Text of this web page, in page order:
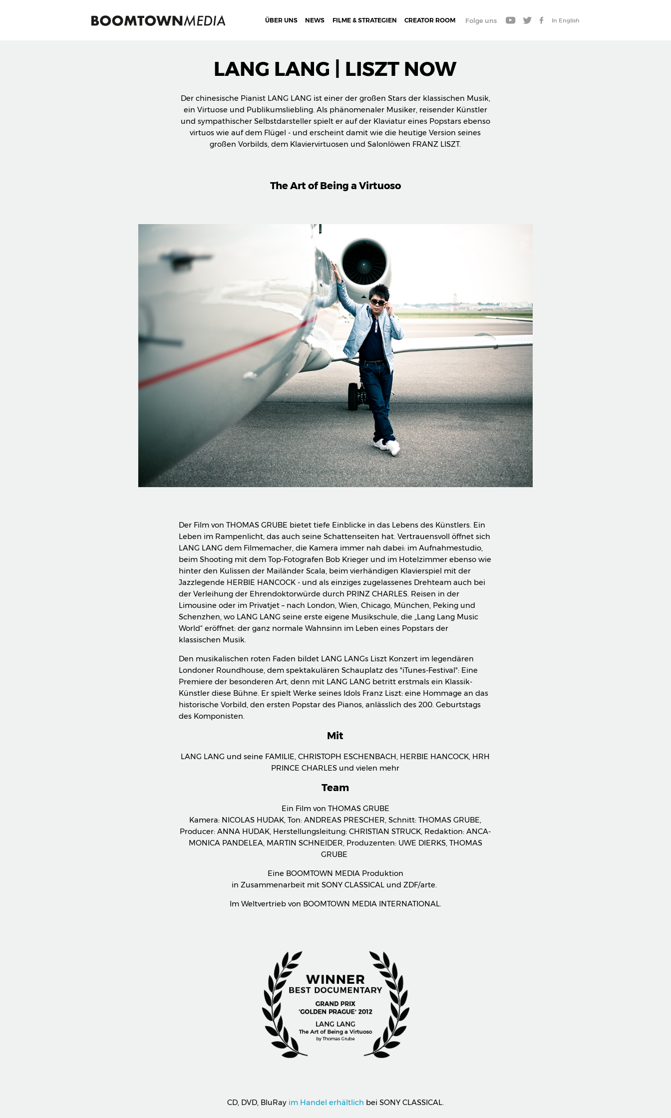
ÜBER UNS NEWS FILME & STRATEGIEN CREATOR ROOM In English
Folge uns
LANG LANG | LISZT NOW
Der chinesische Pianist LANG LANG ist einer der großen Stars der klassischen Musik,
ein Virtuose und Publikumsliebling. Als phänomenaler Musiker, reisender Künstler
und sympathischer Selbstdarsteller spielt er auf der Klaviatur eines Popstars ebenso
virtuos wie auf dem Flügel - und erscheint damit wie die heutige Version seines
großen Vorbilds, dem Klaviervirtuosen und Salonlöwen FRANZ LISZT.
The Art of Being a Virtuoso
Der Film von THOMAS GRUBE bietet tiefe Einblicke in das Lebens des Künstlers. Ein
Leben im Rampenlicht, das auch seine Schattenseiten hat. Vertrauensvoll öffnet sich
LANG LANG dem Filmemacher, die Kamera immer nah dabei: im Aufnahmestudio,
beim Shooting mit dem Top-Fotografen Bob Krieger und im Hotelzimmer ebenso wie
hinter den Kulissen der Mailänder Scala, beim vierhändigen Klavierspiel mit der
Jazzlegende HERBIE HANCOCK - und als einziges zugelassenes Drehteam auch bei
der Verleihung der Ehrendoktorwürde durch PRINZ CHARLES. Reisen in der
Limousine oder im Privatjet – nach London, Wien, Chicago, München, Peking und
Schenzhen, wo LANG LANG seine erste eigene Musikschule, die „Lang Lang Music
World“ eröffnet: der ganz normale Wahnsinn im Leben eines Popstars der
klassischen Musik.
Den musikalischen roten Faden bildet LANG LANGs Liszt Konzert im legendären
Londoner Roundhouse, dem spektakulären Schauplatz des "iTunes-Festival": Eine
Premiere der besonderen Art, denn mit LANG LANG betritt erstmals ein Klassik-
Künstler diese Bühne. Er spielt Werke seines Idols Franz Liszt: eine Hommage an das
historische Vorbild, den ersten Popstar des Pianos, anlässlich des 200. Geburtstags
des Komponisten.
Mit
LANG LANG und seine FAMILIE, CHRISTOPH ESCHENBACH, HERBIE HANCOCK, HRH
PRINCE CHARLES und vielen mehr
Team
Ein Film von THOMAS GRUBE
Kamera: NICOLAS HUDAK, Ton: ANDREAS PRESCHER, Schnitt: THOMAS GRUBE,
Producer: ANNA HUDAK, Herstellungsleitung: CHRISTIAN STRUCK, Redaktion: ANCA-
MONICA PANDELEA, MARTIN SCHNEIDER, Produzenten: UWE DIERKS, THOMAS
GRUBE
Eine BOOMTOWN MEDIA Produktion
in Zusammenarbeit mit SONY CLASSICAL und ZDF/arte.
Im Weltvertrieb von BOOMTOWN MEDIA INTERNATIONAL.
CD, DVD, BluRay im Handel erhältlich bei SONY CLASSICAL.